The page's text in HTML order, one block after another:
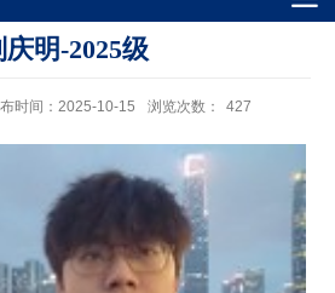
庆明-2025级
时间：2025-10-15 浏览次数： 427